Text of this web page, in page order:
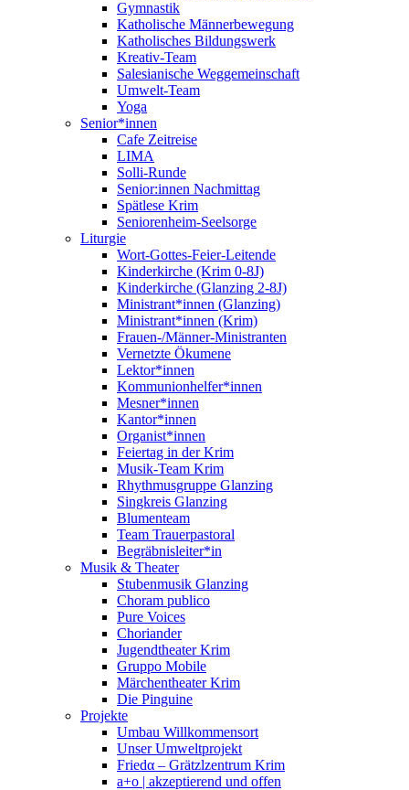
Gymnastik
Katholische Männerbewegung
Katholisches Bildungswerk
Kreativ-Team
Salesianische Weggemeinschaft
Umwelt-Team
Yoga
Senior*innen
Cafe Zeitreise
LIMA
Solli-Runde
Senior:innen Nachmittag
Spätlese Krim
Seniorenheim-Seelsorge
Liturgie
Wort-Gottes-Feier-Leitende
Kinderkirche (Krim 0-8J)
Kinderkirche (Glanzing 2-8J)
Ministrant*innen (Glanzing)
Ministrant*innen (Krim)
Frauen-/Männer-Ministranten
Vernetzte Ökumene
Lektor*innen
Kommunionhelfer*innen
Mesner*innen
Kantor*innen
Organist*innen
Feiertag in der Krim
Musik-Team Krim
Rhythmusgruppe Glanzing
Singkreis Glanzing
Blumenteam
Team Trauerpastoral
Begräbnisleiter*in
Musik & Theater
Stubenmusik Glanzing
Choram publico
Pure Voices
Choriander
Jugendtheater Krim
Gruppo Mobile
Märchentheater Krim
Die Pinguine
Projekte
Umbau Willkommensort
Unser Umweltprojekt
Friedα – Grätzlzentrum Krim
a+o | akzeptierend und offen